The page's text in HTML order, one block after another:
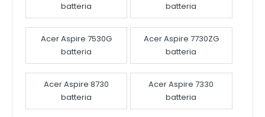
batteria
batteria
Acer Aspire 7530G
batteria
Acer Aspire 7730ZG
batteria
Acer Aspire 8730
batteria
Acer Aspire 7330
batteria